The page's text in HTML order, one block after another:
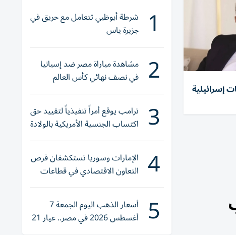
إسرائيلية
1 شرطة أبوظبي تتعامل مع حريق في
جزيرة ياس
2 مشاهدة مباراة مصر ضد إسبانيا
في نصف نهائي كأس العالم
لناشئات اليد 2026
3 ترامب يوقع أمراً تنفيذياً لتقييد حق
اكتساب الجنسية الأمريكية بالولادة
4 الإمارات وسوريا تستكشفان فرص
التعاون الاقتصادي في قطاعات
حيوية
5 أسعار الذهب اليوم الجمعة 7
أغسطس 2026 في مصر.. عيار 21